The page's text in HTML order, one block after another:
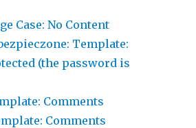
Case: No Content
Template:
(the password is
Comments
Comments